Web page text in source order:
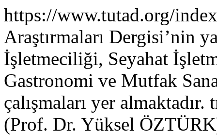
https://www.tutad.org/
Araştırmaları Dergisi’nin
İşletmeciliği, Seyahat
Gastronomi ve Mutfak
çalışmaları yer almaktadır.
(Prof. Dr. Yüksel